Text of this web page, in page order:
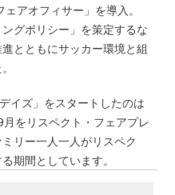
アオフィサー」を導入。
グポリシー」を策定するな
とともにサッカー環境と組
イズ」をスタートしたのは
をリスペクト・フェアプレ
リー一人一人がリスペク
期間としています。